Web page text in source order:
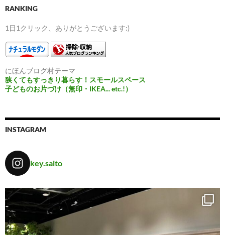
RANKING
1日1クリック、ありがとうございます:)
にほんブログ村テーマ
狭くてもすっきり暮らす！スモールスペース
子どものお片づけ（無印・IKEA... etc.!）
INSTAGRAM
key.saito